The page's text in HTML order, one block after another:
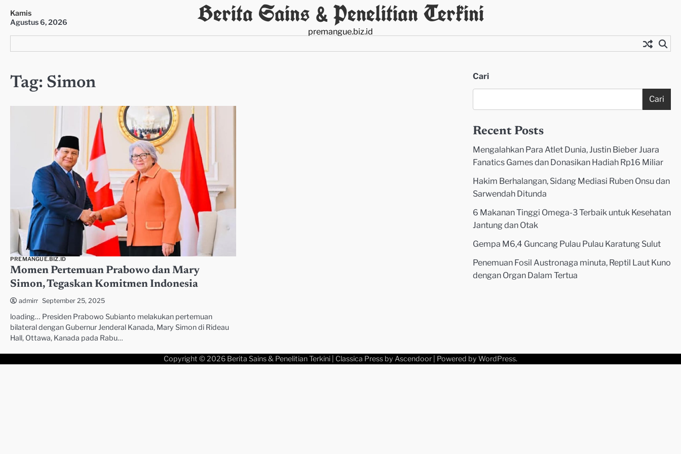
content
Kamis
Agustus 6, 2026
Berita Sains & Penelitian Terkini
premangue.biz.id
Tag: Simon
PREMANGUE.BIZ.ID
Momen Pertemuan Prabowo dan Mary
Simon, Tegaskan Komitmen Indonesia
admin September 25, 2025
loading… Presiden Prabowo Subianto melakukan pertemuan
bilateral dengan Gubernur Jenderal Kanada, Mary Simon di Rideau
Hall, Ottawa, Kanada pada Rabu…
Cari
Cari
Recent Posts
Mengalahkan Para Atlet Dunia, Justin Bieber Juara
Fanatics Games dan Donasikan Hadiah Rp16 Miliar
Hakim Berhalangan, Sidang Mediasi Ruben Onsu dan
Sarwendah Ditunda
6 Makanan Tinggi Omega-3 Terbaik untuk Kesehatan
Jantung dan Otak
Gempa M6,4 Guncang Pulau Pulau Karatung Sulut
Penemuan Fosil Austronaga minuta, Reptil Laut Kuno
dengan Organ Dalam Tertua
Copyright © 2026 Berita Sains & Penelitian Terkini | Classica Press by Ascendoor | Powered by WordPress.